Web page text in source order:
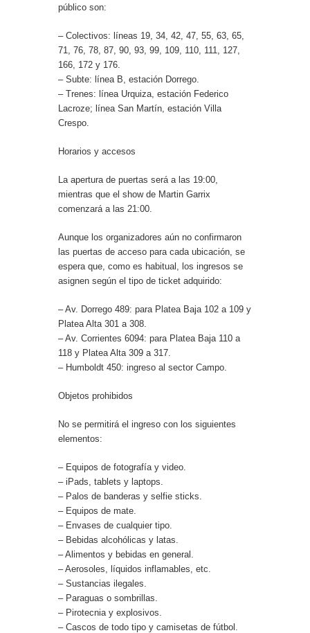
público son:
– Colectivos: líneas 19, 34, 42, 47, 55, 63, 65,
71, 76, 78, 87, 90, 93, 99, 109, 110, 111, 127,
166, 172 y 176.
– Subte: línea B, estación Dorrego.
– Trenes: línea Urquiza, estación Federico
Lacroze; línea San Martín, estación Villa
Crespo.
Horarios y accesos
La apertura de puertas será a las 19:00,
mientras que el show de Martin Garrix
comenzará a las 21:00.
Aunque los organizadores aún no confirmaron
las puertas de acceso para cada ubicación, se
espera que, como es habitual, los ingresos se
asignen según el tipo de ticket adquirido:
– Av. Dorrego 489: para Platea Baja 102 a 109 y
Platea Alta 301 a 308.
– Av. Corrientes 6094: para Platea Baja 110 a
118 y Platea Alta 309 a 317.
– Humboldt 450: ingreso al sector Campo.
Objetos prohibidos
No se permitirá el ingreso con los siguientes
elementos:
– Equipos de fotografía y video.
– iPads, tablets y laptops.
– Palos de banderas y selfie sticks.
– Equipos de mate.
– Envases de cualquier tipo.
– Bebidas alcohólicas y latas.
– Alimentos y bebidas en general.
– Aerosoles, líquidos inflamables, etc.
– Sustancias ilegales.
– Paraguas o sombrillas.
– Pirotecnia y explosivos.
– Cascos de todo tipo y camisetas de fútbol.